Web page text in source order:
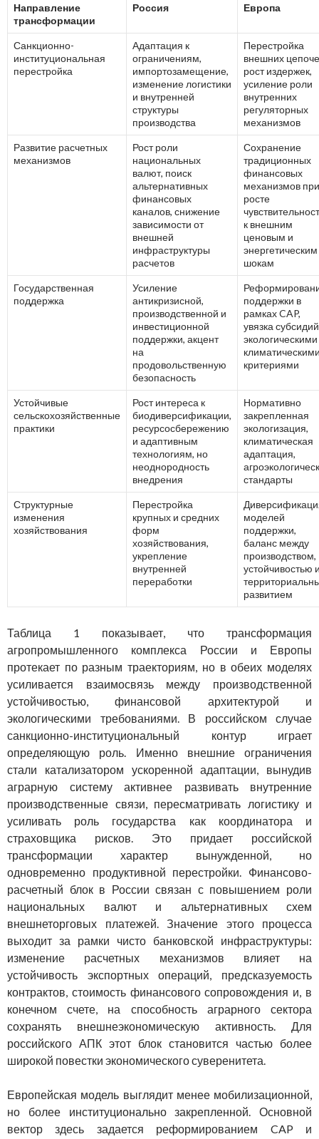
Направление
трансформации
Россия Европа
Санкционно-
институциональная
перестройка
Адаптация к
ограничениям,
импортозамещение,
изменение логистики
и внутренней
структуры
производства
Перестройка
внешних
рост издержек,
усиление роли
внутренних
регуляторных
механизмов
Развитие расчетных
механизмов
Рост роли
национальных
валют, поиск
альтернативных
финансовых
каналов, снижение
зависимости от
внешней
инфраструктуры
расчетов
Сохранение
традиционных
финансовых
механизмов при
росте
к внешним
ценовым и
энергетическим
шокам
Государственная
поддержка
Усиление
антикризисной,
производственной и
инвестиционной
поддержки, акцент
на
продовольственную
безопасность
поддержки в
рамках CAP,
увязка
критериями
Устойчивые
сельскохозяйственные
практики
Рост интереса к
биодиверсификации,
ресурсосбережению
и адаптивным
технологиям, но
неоднородность
внедрения
Нормативно
закрепленная
экологизация,
климатическая
адаптация,
стандарты
Структурные
изменения
хозяйствования
Перестройка
крупных и средних
форм
хозяйствования,
укрепление
внутренней
переработки
моделей
поддержки,
баланс между
производством,
устойчивостью
развитием
Таблица 1 показывает, что трансформация
агропромышленного комплекса России и Европы
протекает по разным траекториям, но в обеих моделях
усиливается взаимосвязь между производственной
устойчивостью, финансовой архитектурой и
экологическими требованиями. В российском случае
санкционно-институциональный контур играет
определяющую роль. Именно внешние ограничения
стали катализатором ускоренной адаптации, вынудив
аграрную систему активнее развивать внутренние
производственные связи, пересматривать логистику и
усиливать роль государства как координатора и
страховщика рисков. Это придает российской
трансформации характер вынужденной, но
одновременно продуктивной перестройки. Финансово-
расчетный блок в России связан с повышением роли
национальных валют и альтернативных схем
внешнеторговых платежей. Значение этого процесса
выходит за рамки чисто банковской инфраструктуры:
изменение расчетных механизмов влияет на
устойчивость экспортных операций, предсказуемость
контрактов, стоимость финансового сопровождения и, в
конечном счете, на способность аграрного сектора
сохранять внешнеэкономическую активность. Для
российского АПК этот блок становится частью более
широкой повестки экономического суверенитета.
Европейская модель выглядит менее мобилизационной,
но более институционально закрепленной. Основной
вектор здесь задается реформированием CAP и